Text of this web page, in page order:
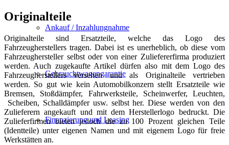
Ankauf / Inzahlungnahme
Gebrauchtwagengarantie
Finanzierung und Leasing
Originalteile
Originalteile sind Ersatzteile, welche das Logo des
Fahrzeugherstellers tragen. Dabei ist es unerheblich, ob diese vom
Fahrzeughersteller selbst oder von einer Zuliefererfirma produziert
werden. Auch zugekaufte Artikel dürfen also mit dem Logo des
Fahrzeugherstellers versehen und als Originalteile vertrieben
werden. So gut wie kein Automobilkonzern stellt Ersatzteile wie
Bremsen, Stoßdämpfer, Fahrwerksteile, Scheinwerfer, Leuchten,
Scheiben, Schalldämpfer usw. selbst her. Diese werden von den
Zulieferern angekauft und mit dem Herstellerlogo bedruckt. Die
Zulieferfirmen bieten jedoch die zu 100 Prozent gleichen Teile
(Identteile) unter eigenen Namen und mit eigenem Logo für freie
Werkstätten an.